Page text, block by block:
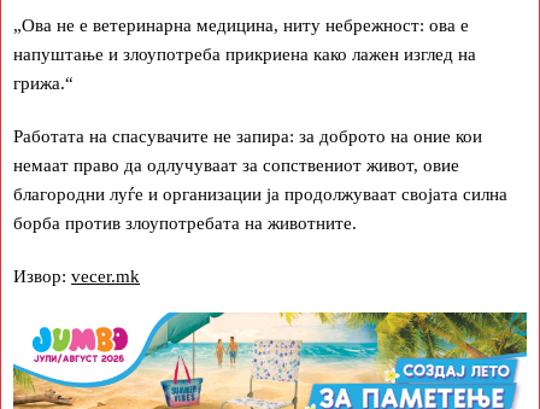
„Ова не е ветеринарна медицина, ниту небрежност: ова е
напуштање и злоупотреба прикриена како лажен изглед на
грижа.“
Работата на спасувачите не запира: за доброто на оние кои
немаат право да одлучуваат за сопствениот живот, овие
благородни луѓе и организации ја продолжуваат својата силна
борба против злоупотребата на животните.
Извор: vecer.mk